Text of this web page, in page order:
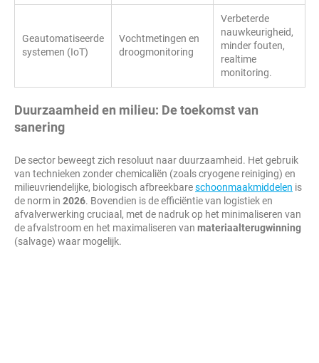
Geautomatiseerde
systemen (IoT)
Vochtmetingen en
droogmonitoring
Verbeterde
nauwkeurigheid,
minder fouten,
realtime
monitoring.
Duurzaamheid en milieu: De toekomst van
sanering
De sector beweegt zich resoluut naar duurzaamheid. Het gebruik
van technieken zonder chemicaliën (zoals cryogene reiniging) en
milieuvriendelijke, biologisch afbreekbareschoonmaakmiddelen is
de norm in 2026. Bovendien is de efficiëntie van logistiek en
afvalverwerking cruciaal, met de nadruk op het minimaliseren van
de afvalstroom en het maximaliseren van materiaalterugwinning
(salvage) waar mogelijk.